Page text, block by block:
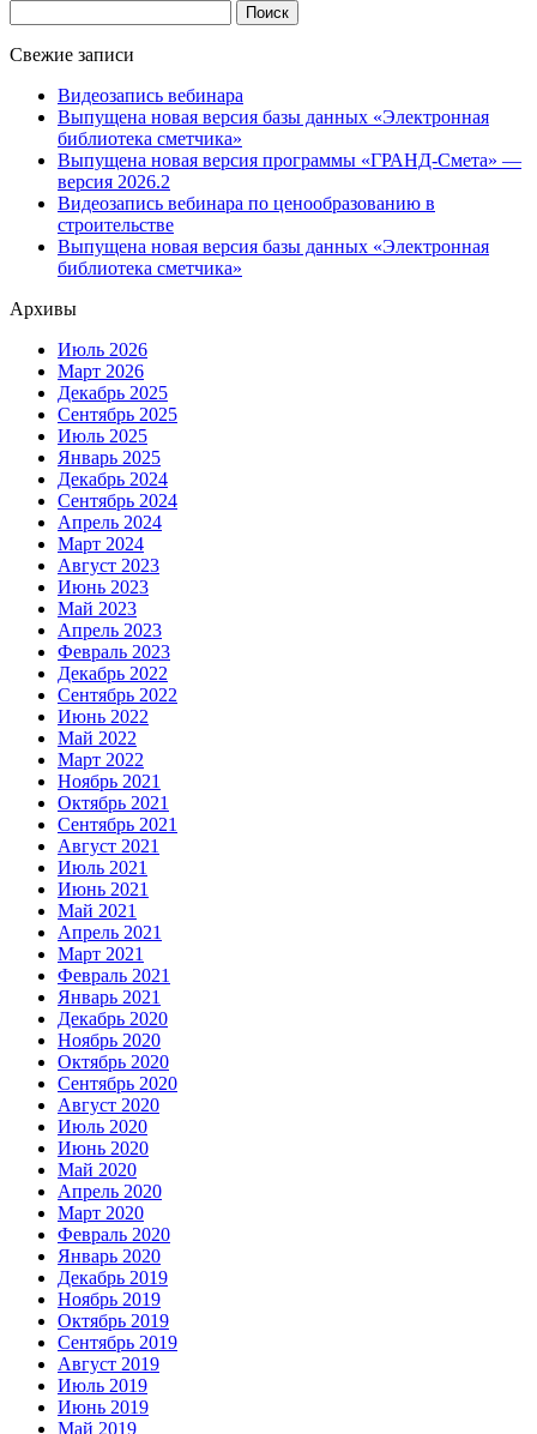
Свежие записи
Видеозапись вебинара
Выпущена новая версия базы данных «Электронная
библиотека сметчика»
Выпущена новая версия программы «ГРАНД-Смета» —
версия 2026.2
Видеозапись вебинара по ценообразованию в
строительстве
Выпущена новая версия базы данных «Электронная
библиотека сметчика»
Архивы
Июль 2026
Март 2026
Декабрь 2025
Сентябрь 2025
Июль 2025
Январь 2025
Декабрь 2024
Сентябрь 2024
Апрель 2024
Март 2024
Август 2023
Июнь 2023
Май 2023
Апрель 2023
Февраль 2023
Декабрь 2022
Сентябрь 2022
Июнь 2022
Май 2022
Март 2022
Ноябрь 2021
Октябрь 2021
Сентябрь 2021
Август 2021
Июль 2021
Июнь 2021
Май 2021
Апрель 2021
Март 2021
Февраль 2021
Январь 2021
Декабрь 2020
Ноябрь 2020
Октябрь 2020
Сентябрь 2020
Август 2020
Июль 2020
Июнь 2020
Май 2020
Апрель 2020
Март 2020
Февраль 2020
Январь 2020
Декабрь 2019
Ноябрь 2019
Октябрь 2019
Сентябрь 2019
Август 2019
Июль 2019
Июнь 2019
Май 2019